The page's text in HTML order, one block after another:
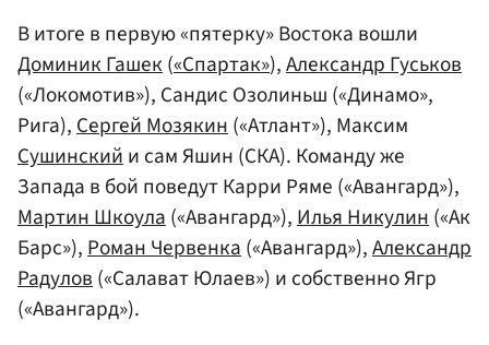
В итоге в первую «пятерку» Востока вошли
Доминик Гашек(«Спартак»),Александр Гуськов
(«Локомотив»), Сандис Озолиньш («Динамо»,
Рига),Сергей Мозякин(«Атлант»), Максим
Сушинскийи сам Яшин (СКА). Команду же
Запада в бой поведут Карри Ряме («Авангард»),
Мартин Шкоула(«Авангард»),Илья Никулин(«Ак
Барс»),Роман Червенка(«Авангард»),Александр
Радулов(«Салават Юлаев») и собственно Ягр
(«Авангард»).